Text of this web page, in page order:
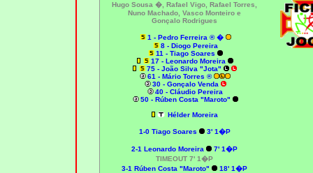
Hugo Sousa �, Rafael Vigo, Rafael Torres,
Nuno Machado, Vasco Monteiro e
Gonçalo Rodrigues
1 - Pedro Ferreira ® �
8 - Diogo Pereira
11 - Tiago Soares
17 - Leonardo Moreira
75 - João Silva "Jota"
61 - Mário Torres ®
30 - Gonçalo Venda
40 - Cláudio Pereira
50 - Rúben Costa "Maroto"
Hélder Moreira
1-0 Tiago Soares 3' 1�P
2-1 Leonardo Moreira
7' 1�P
TIMEOUT 7' 1�P
3-1 Rúben Costa "Maroto"
18' 1�P